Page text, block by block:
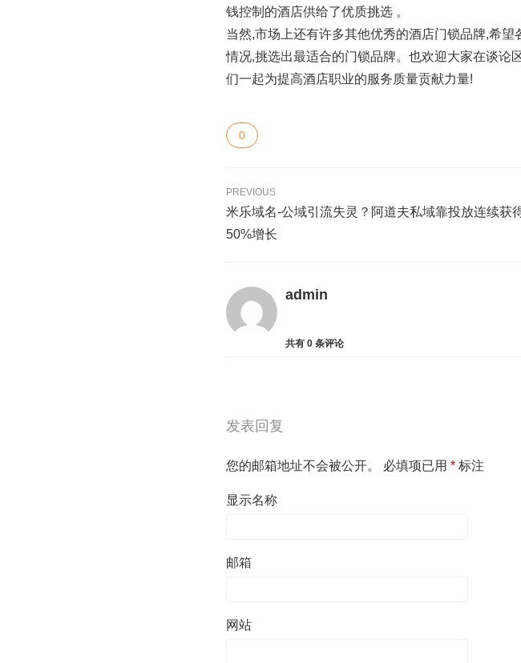
钱控制的酒店供给了优质挑选 。
当然,市场上还有许多其他优秀的酒店门锁品牌,希
情况,挑选出最适合的门锁品牌。也欢迎大家在谈论
们一起为提高酒店职业的服务质量贡献力量!
0
PREVIOUS
米乐域名-公域引流失灵？阿道夫私域靠投放连续获
50%增长
admin
共有 0 条评论
发表回复
您的邮箱地址不会被公开。 必填项已用 * 标注
显示名称
邮箱
网站